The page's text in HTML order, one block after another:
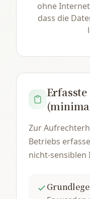
ohne
dass die
Zur
Betriebs
nicht-